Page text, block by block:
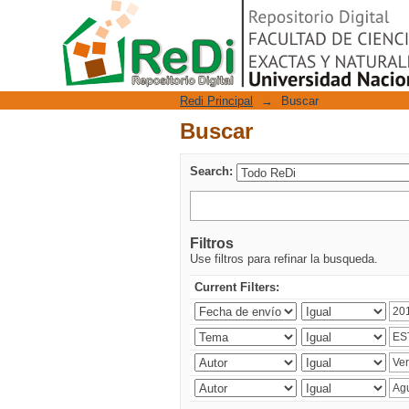
Buscar
Repositorio Digital
Redi Principal → Buscar
Buscar
Search:
Filtros
Use filtros para refinar la busqueda.
Current Filters: